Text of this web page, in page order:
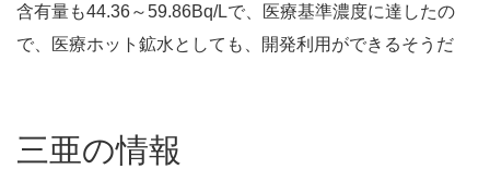
含有量も44.36～59.86Bq/Lで、医療基準濃度に達したの
で、医療ホット鉱水としても、開発利用ができるそうだ
三亜の情報